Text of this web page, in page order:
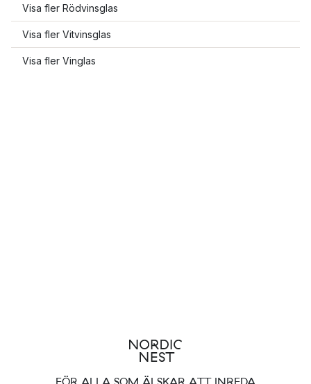
Visa fler Rödvinsglas
Visa fler Vitvinsglas
Visa fler Vinglas
FÖR ALLA SOM ÄLSKAR ATT INREDA